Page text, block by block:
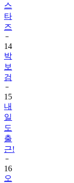
스
타
즈
14
박
보
검
15
내
일
도
출
근!
16
오